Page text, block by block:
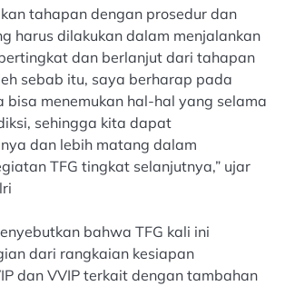
tahapan dengan prosedur dan
harus dilakukan dalam menjalankan
dan berlanjut dari tahapan
sebab itu, saya berharap pada
bisa menemukan hal-hal yang selama
sehingga kita dapat
dan lebih matang dalam
TFG tingkat selanjutnya,” ujar
bahwa TFG kali ini
dari rangkaian kesiapan
dan VVIP terkait dengan tambahan